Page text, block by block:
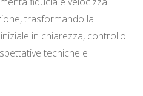
trasformando la
in chiarezza, controllo
tecniche e